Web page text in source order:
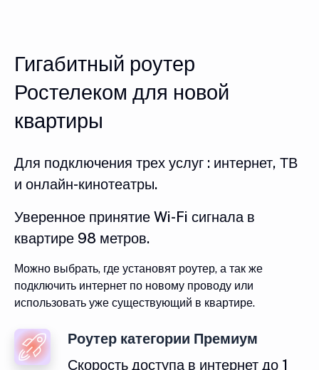
Гигабитный роутер
Ростелеком для новой
квартиры
Для подключения трех услуг : интернет, ТВ
и онлайн-кинотеатры.
Уверенное принятие Wi-Fi сигнала в
квартире 98 метров.
Можно выбрать, где установят роутер, а так же
подключить интернет по новому проводу или
использовать уже существующий в квартире.
Роутер категории Премиум
Скорость доступа в интернет до 1